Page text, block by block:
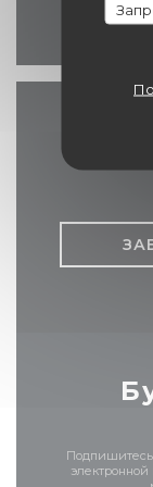
Подпишитесь